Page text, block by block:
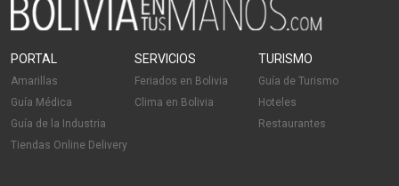
PORTAL
Amarillas
Guía Médica
Guía de la Industria
Tiendas Online Delivery
SERVICIOS
Feriados en Bolivia
Clima en Bolivia
TURISMO
Guía de Turismo
Hoteles
Restaurantes